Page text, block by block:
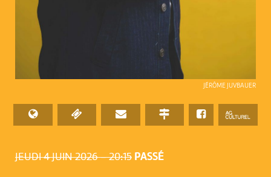
JEUDI 4 JUIN 2026 – 20:15 PASSÉ
JÉRÔME JUVBAUER